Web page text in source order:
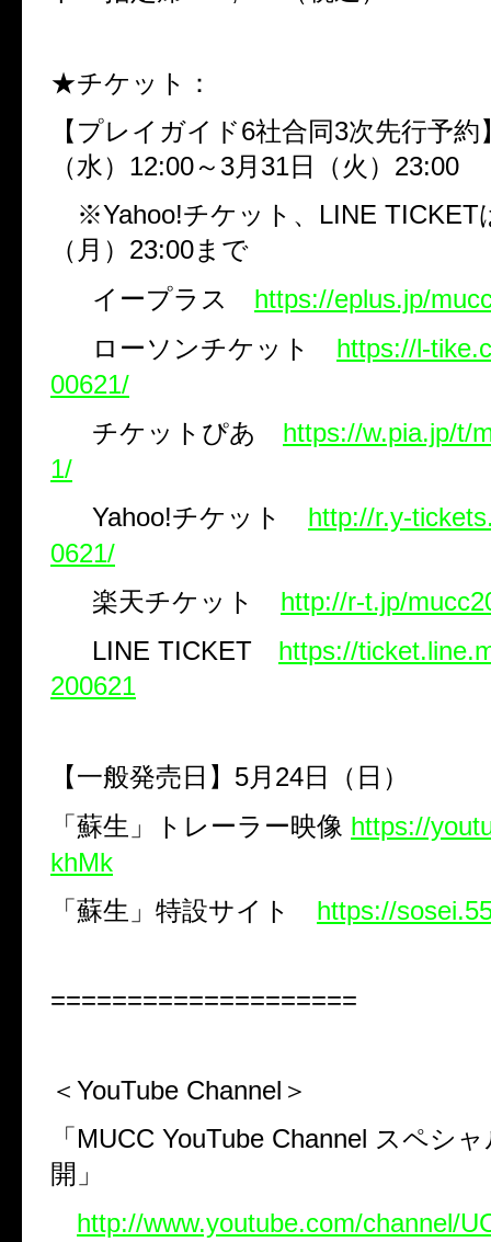
★チケット：
【プレイガイド6社合同3次先行予
（水） 12:00～ 3月 31日（火） 23:00
※Yahoo!チケット、 LINE TICKET
（月） 23:00まで
イープラス https://eplus.jp/
ローソンチケット https://l-
00621/
チケットぴあ https://w.pia.jp/t/
1/
Yahoo!チケット http://r.y-
0621/
楽天チケット http://r-t.jp/
LINE TICKET
https://
200621
【一般発売日】 5月 24日（日）
「蘇生」トレーラー映像 https://
khMk
「蘇生」特設サイト https://
====================
＜YouTube Channel＞
「 MUCC YouTube Channel スペシ
開」
http://www.youtube.com/channel/